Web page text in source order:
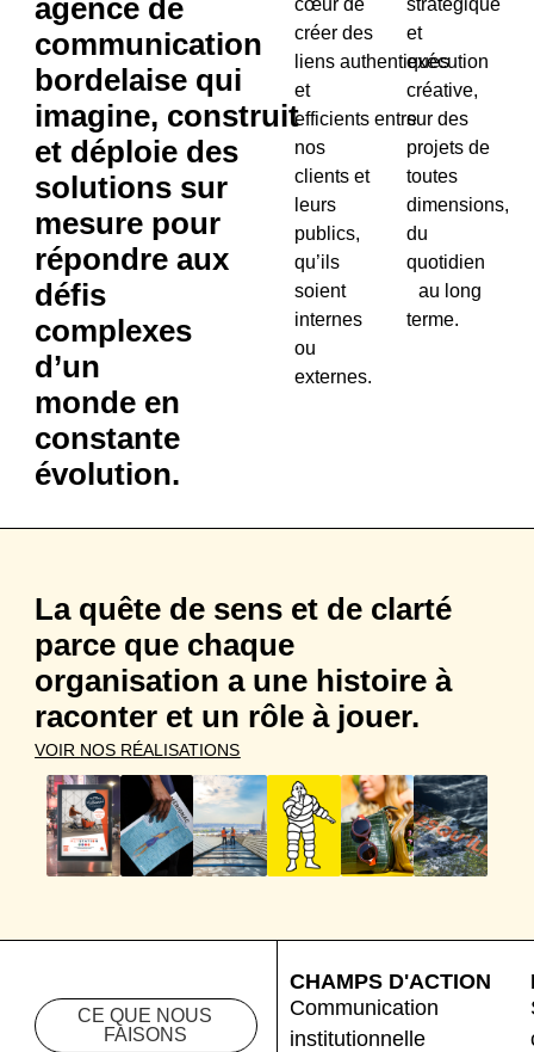
agence de
communication
bordelaise qui
imagine, construit
et déploie des
solutions sur
mesure pour
répondre aux
défis
complexes
d’un
monde en
constante
évolution.
cœur de
créer des
liens authentiques
et
efficients entre
nos
clients et
leurs
publics,
qu’ils
soient
internes
ou
externes.
stratégique
et
exécution
créative,
sur des
projets de
toutes
dimensions,
du
quotidien
au long
terme.
La quête de sens et de clarté
parce que chaque
organisation a une histoire à
raconter et un rôle à jouer.
VOIR NOS RÉALISATIONS
CE QUE NOUS
FAISONS
CHAMPS D'ACTION
Communication
institutionnelle